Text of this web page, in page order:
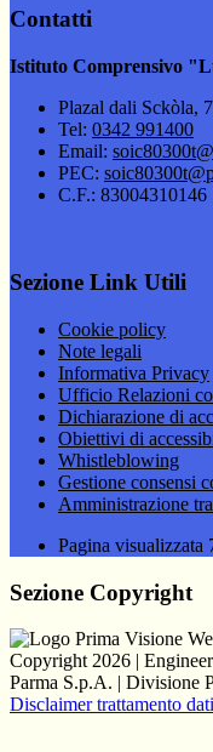
Contatti
Istituto Comprensivo
Plazal dali Sckòla,
Tel: 0342 991400
Email:
PEC:
C.F.: 83004310146
Sezione Link Utili
Cookie policy
Note legali
Informativa Privacy
Ufficio Relazioni
Dichiarazione di
Obiettivi di
Whistleblowing
Gestione consensi
Amministrazione
Pagina visualizzata
Sezione Copyright
Copyright 2026 |
Parma S.p.A. | Divisione
Disclaimer trattamento